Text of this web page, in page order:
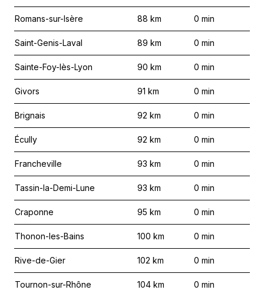
Romans-sur-Isère 88 km 0 min
Saint-Genis-Laval 89 km 0 min
Sainte-Foy-lès-Lyon 90 km 0 min
Givors 91 km 0 min
Brignais 92 km 0 min
Écully 92 km 0 min
Francheville 93 km 0 min
Tassin-la-Demi-Lune 93 km 0 min
Craponne 95 km 0 min
Thonon-les-Bains 100 km 0 min
Rive-de-Gier 102 km 0 min
Tournon-sur-Rhône 104 km 0 min